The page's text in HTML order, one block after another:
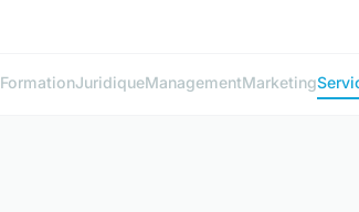
FormationJuridiqueManagementMarketing